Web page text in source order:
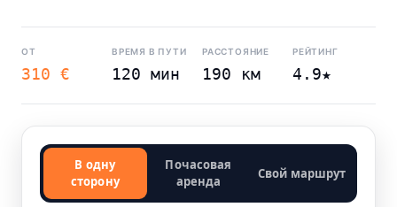
ОТ
310 €
ВРЕМЯ В ПУТИ
120 мин
РАССТОЯНИЕ
190 км
РЕЙТИНГ
4.9★
В одну
сторону
Почасовая
аренда
Свой маршрут